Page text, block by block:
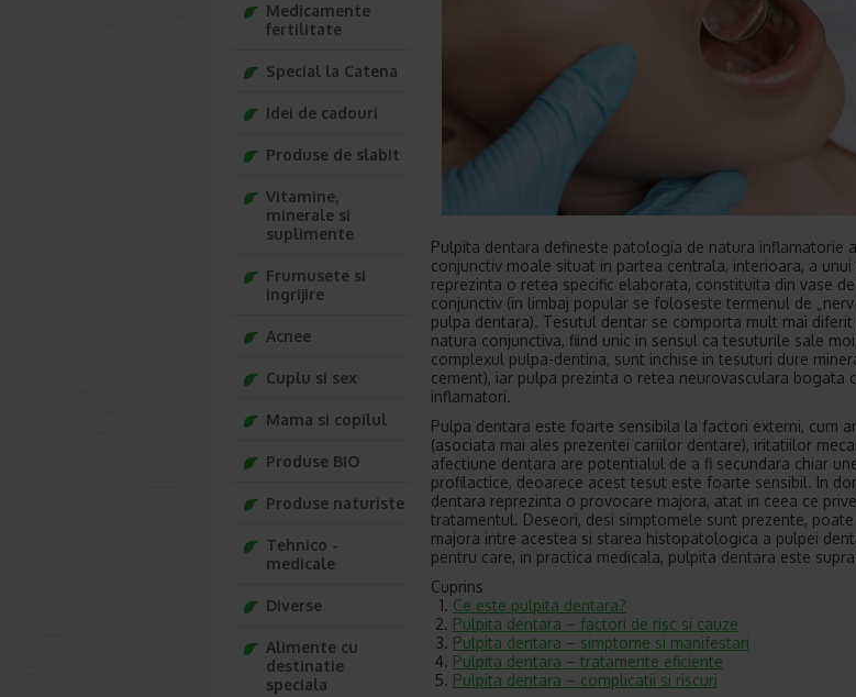
Pulpita dentara defineste patologia de natura inflamatorie
conjunctiv moale situat in partea centrala, interioara, a
reprezinta o retea specific elaborata, constituita din vase
conjunctiv (in limbaj popular se foloseste termenul de
pulpa dentara). Tesutul dentar se comporta mult mai
natura conjunctiva, fiind unic in sensul ca tesuturile sale
complexul pulpa-dentina, sunt inchise in tesuturi dure
cement), iar pulpa prezinta o retea neurovasculara bogata
inflamatori.
Pulpa dentara este foarte sensibila la factori externi, cum
(asociata mai ales prezentei cariilor dentare), iritatiilor
afectiune dentara are potentialul de a fi secundara chiar
profilactice, deoarece acest tesut este foarte sensibil. In
dentara reprezinta o provocare majora, atat in ceea ce
tratamentul. Deseori, desi simptomele sunt prezente,
majora intre acestea si starea histopatologica a pulpei
pentru care, in practica medicala, pulpita dentara este
Cuprins
Ce este pulpita dentara?
Pulpita dentara – factori de risc si cauze
Pulpita dentara – simptome si manifestari
Pulpita dentara – tratamente eficiente
Pulpita dentara – complicatii si riscuri
Medicamente
fertilitate
Special la Catena
Idei de cadouri
Produse de slabit
Vitamine,
minerale si
suplimente
Frumusete si
ingrijire
Acnee
Cuplu si sex
Mama si copilul
Produse BIO
Produse naturiste
Tehnico -
medicale
Diverse
Alimente cu
destinatie
speciala